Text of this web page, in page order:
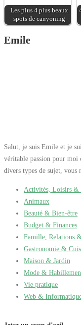
Les plus 4 plus beaux
spots de canyoning
Emile
Salut, je suis Emile et je
véritable passion pour moi
divers types de sujet, vous
Activités, Loisirs &
Animaux
Beauté & Bien-être
Budget & Finances
Famille, Relations
Gastronomie &
Maison & Jardin
Mode &
Vie pratique
Web &